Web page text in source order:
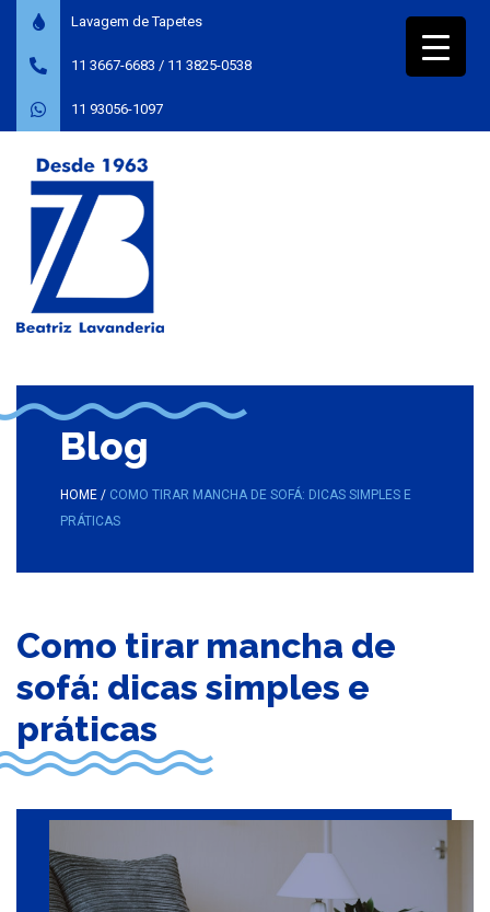
Lavagem de Tapetes
11 3667-6683 / 11 3825-0538
11 93056-1097
Blog
HOME / COMO TIRAR MANCHA DE SOFÁ: DICAS SIMPLES E
PRÁTICAS
Como tirar mancha de
sofá: dicas simples e
práticas